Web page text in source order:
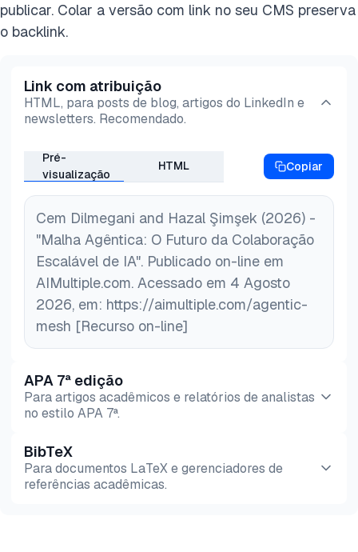
publicar. Colar a versão com link no seu CMS preserva
o backlink.
Link com atribuição
HTML, para posts de blog, artigos do LinkedIn e
newsletters. Recomendado.
Pré-
visualização
HTML Copiar
Cem Dilmegani and Hazal Şimşek (2026) -
"Malha Agêntica: O Futuro da Colaboração
Escalável de IA". Publicado on-line em
AIMultiple.com. Acessado em 4 Agosto
2026, em: https://aimultiple.com/agentic-
mesh [Recurso on-line]
APA 7ª edição
Para artigos acadêmicos e relatórios de analistas
no estilo APA 7ª.
Pré-
visualização
HTML
BibTeX
Para documentos LaTeX e gerenciadores de
referências acadêmicas.